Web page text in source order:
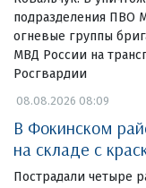
подразделения ПВО
огневые группы
МВД России на
Росгвардии
08.08.2026 08:09
В Фокинском
на складе с
Пострадали четыре